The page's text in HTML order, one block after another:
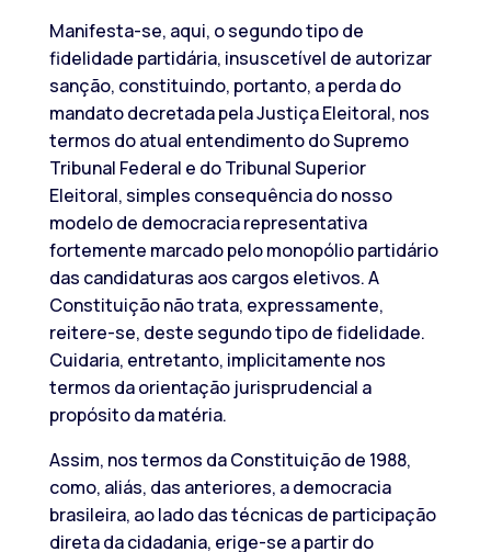
Manifesta-se, aqui, o segundo tipo de
fidelidade partidária, insuscetível de autorizar
sanção, constituindo, portanto, a perda do
mandato decretada pela Justiça Eleitoral, nos
termos do atual entendimento do Supremo
Tribunal Federal e do Tribunal Superior
Eleitoral, simples consequência do nosso
modelo de democracia representativa
fortemente marcado pelo monopólio partidário
das candidaturas aos cargos eletivos. A
Constituição não trata, expressamente,
reitere-se, deste segundo tipo de fidelidade.
Cuidaria, entretanto, implicitamente nos
termos da orientação jurisprudencial a
propósito da matéria.
Assim, nos termos da Constituição de 1988,
como, aliás, das anteriores, a democracia
brasileira, ao lado das técnicas de participação
direta da cidadania, erige-se a partir do